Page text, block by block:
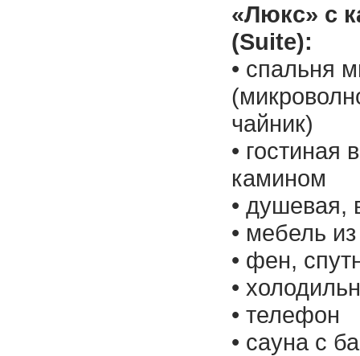
«Люкс» с
(Suite):
• спальня
чайник)
• гостиная
камином
• душевая,
• мебель
• фен,
•
• телефон
• сауна с